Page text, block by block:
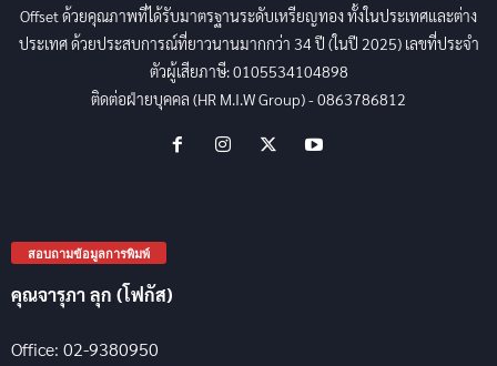
Offset ด้วยคุณภาพที่ได้รับมาตรฐานระดับเหรียญทอง ทั้งในประเทศและต่าง
ประเทศ ด้วยประสบการณ์ที่ยาวนานมากกว่า 34 ปี (ในปี 2025) เลขที่ประจำ
ตัวผู้เสียภาษี: 0105534104898
ติดต่อฝ่ายบุคคล (HR M.I.W Group) - 0863786812
สอบถามข้อมูลการพิมพ์
คุณจารุภา ลุก (โฟกัส)
Office: 02-9380950